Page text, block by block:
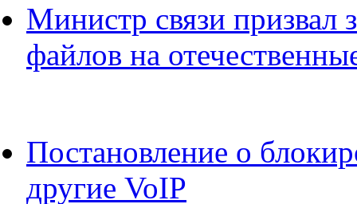
Министр связи
файлов на
Постановление о
другие VoIP